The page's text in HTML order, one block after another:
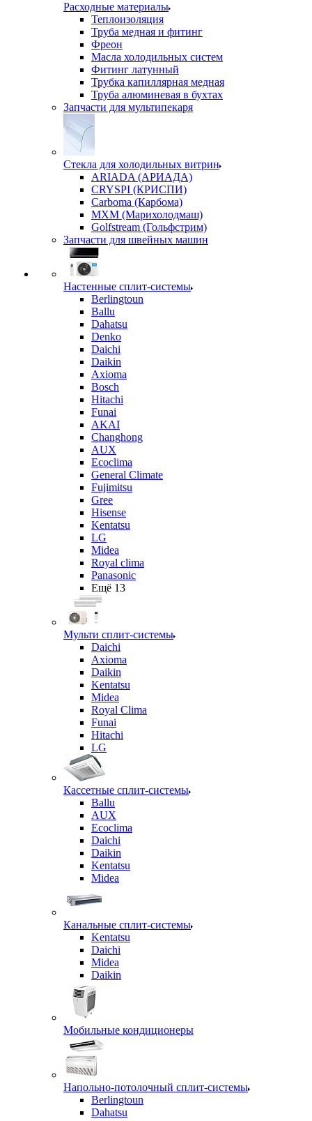
Расходные материалы
Теплоизоляция
Труба медная и фитинг
Фреон
Масла холодильных систем
Фитинг латунный
Трубка капиллярная медная
Труба алюминевая в бухтах
Запчасти для мультипекаря
Стекла для холодильных витрин
ARIADA (АРИАДА)
CRYSPI (КРИСПИ)
Carboma (Карбома)
MXM (Марихолодмаш)
Golfstream (Гольфстрим)
Запчасти для швейных машин
Настенные сплит-системы
Berlingtoun
Ballu
Dahatsu
Denko
Daichi
Daikin
Axioma
Bosch
Hitachi
Funai
AKAI
Changhong
AUX
Ecoclima
General Climate
Fujimitsu
Gree
Hisense
Kentatsu
LG
Midea
Royal clima
Panasonic
Ещё 13
Мульти сплит-системы
Daichi
Axioma
Daikin
Kentatsu
Midea
Royal Clima
Funai
Hitachi
LG
Кассетные сплит-системы
Ballu
AUX
Ecoclima
Daichi
Daikin
Kentatsu
Midea
Канальные сплит-системы
Kentatsu
Daichi
Midea
Daikin
Мобильные кондиционеры
Напольно-потолочный сплит-системы
Berlingtoun
Dahatsu